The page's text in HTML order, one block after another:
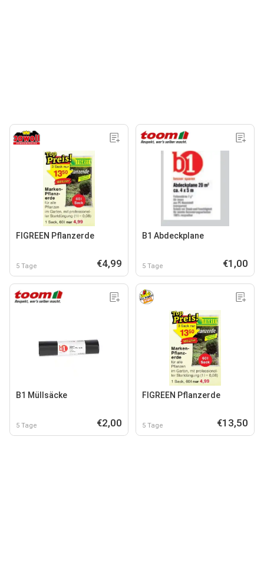
FIGREEN Pflanzerde
5 Tage €4,99
B1 Abdeckplane
5 Tage €1,00
B1 Müllsäcke
5 Tage €2,00
FIGREEN Pflanzerde
5 Tage €13,50